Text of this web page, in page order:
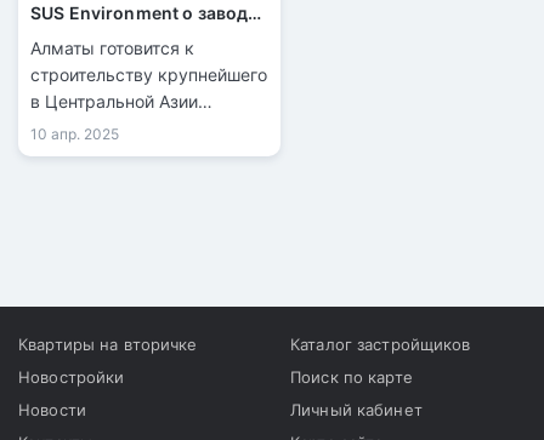
SUS Environment о заводе
в Алматы
Алматы готовится к
строительству крупнейшего
в Центральной Азии
мусороперерабатывающего
завода по технологии
10 апр. 2025
Квартиры на вторичке
Новостройки
Новости
Каталог застройщиков
Поиск по карте
Личный кабинет